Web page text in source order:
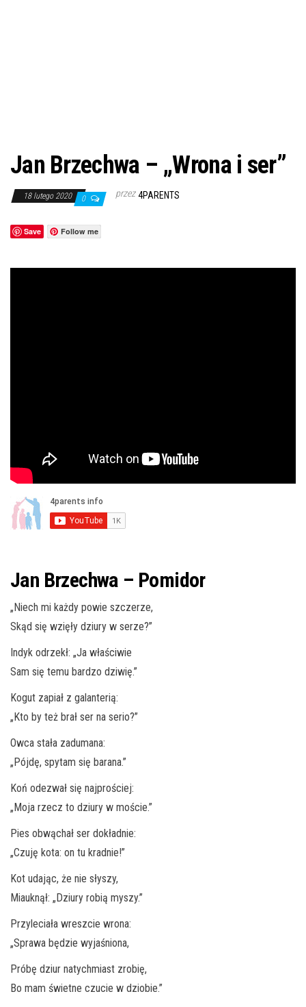
Jan Brzechwa – „Wrona i ser”
18 lutego 2020 0 przez 4PARENTS
Save Follow me
Jan Brzechwa – Pomidor
„Niech mi każdy powie szczerze,
Skąd się wzięły dziury w serze?”
Indyk odrzekł: „Ja właściwie
Sam się temu bardzo dziwię.”
Kogut zapiał z galanterią:
„Kto by też brał ser na serio?”
Owca stała zadumana:
„Pójdę, spytam się barana.”
Koń odezwał się najprościej:
„Moja rzecz to dziury w moście.”
Pies obwąchał ser dokładnie:
„Czuję kota: on tu kradnie!”
Kot udając, że nie słyszy,
Miauknął: „Dziury robią myszy.”
Przyleciała wreszcie wrona:
„Sprawa będzie wyjaśniona,
Próbę dziur natychmiast zrobię,
Bo mam świetne czucie w dziobie.”